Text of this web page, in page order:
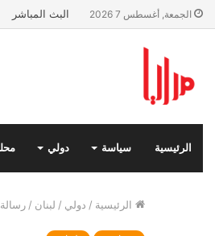
الجمعة, أغسطس 7 2026 البث المباشر
الرئيسية سياسة دولي
الرئيسية / دولي / لبنان /